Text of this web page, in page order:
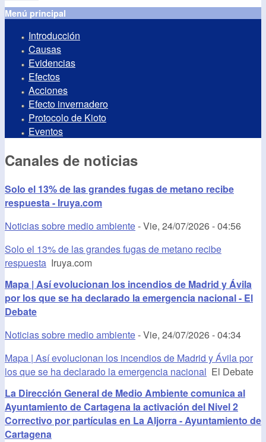
Menú principal
Introducción
Causas
Evidencias
Efectos
Acciones
Efecto invernadero
Protocolo de Kioto
Eventos
Canales de noticias
Solo el 13% de las grandes fugas de metano recibe
respuesta - Iruya.com
Noticias sobre medio ambiente-Vie, 24/07/2026 - 04:56
Solo el 13% de las grandes fugas de metano recibe
respuesta Iruya.com
Mapa | Así evolucionan los incendios de Madrid y Ávila
por los que se ha declarado la emergencia nacional - El
Debate
Noticias sobre medio ambiente-Vie, 24/07/2026 - 04:34
Mapa | Así evolucionan los incendios de Madrid y Ávila por
los que se ha declarado la emergencia nacional El Debate
La Dirección General de Medio Ambiente comunica al
Ayuntamiento de Cartagena la activación del Nivel 2
Correctivo por partículas en La Aljorra - Ayuntamiento de
Cartagena